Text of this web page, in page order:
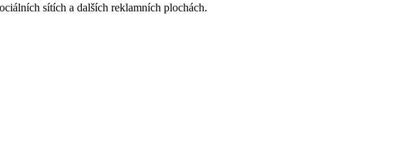
sítích a dalších reklamních plochách.